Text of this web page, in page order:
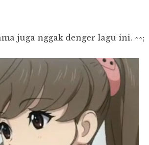
juga nggak denger lagu ini. ^^;